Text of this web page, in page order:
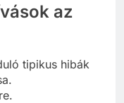
az
tipikus hibák